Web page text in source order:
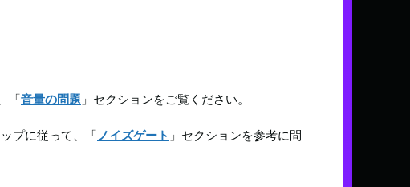
「音量の問題 」セクションをご覧ください。
プに従って、「ノイズゲート 」セクションを参考に問